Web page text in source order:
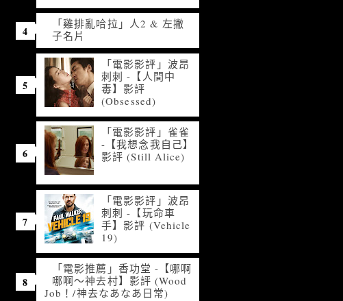
「雞排亂哈拉」人2 & 左撇
子名片
「電影影評」波昂
刺刺 -【人間中
毒】影評
(Obsessed)
「電影影評」雀雀
-【我想念我自己】
影評 (Still Alice)
「電影影評」波昂
刺刺 -【玩命車
手】影評 (Vehicle
19)
「電影推薦」香功堂 -【哪啊
哪啊～神去村】影評 (Wood
Job！/神去なあなあ日常)